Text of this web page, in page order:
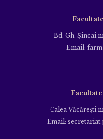
Bd. Gh. Şincai
Email:
Calea Văcăreşti
Email: